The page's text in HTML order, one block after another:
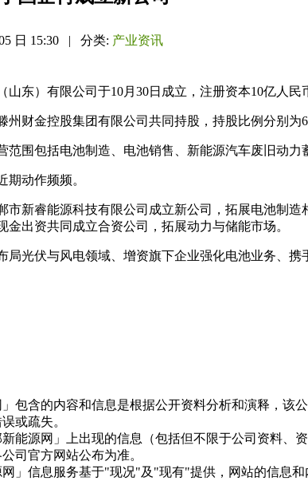
日 15:30 | 分类: 产业资讯
东）有限公司于10月30日成立，注册资本10亿人民
财金控股集团有限公司共同持股，持股比例分别
范围包括电池制造、电池销售、新能源汽车废旧动力
期动作频频。
市新睿能源科技有限公司成立新公司，拓展电池制
出资共同成立合资公司，拓展动力与储能市场。
局光伏与风电领域、增资旗下企业强化电池业务、
」包含的内容和信息是根据公开资料分析和演释，
或疏失。
新能源网」上出现的信息（包括但不限于公司资料
司官方网站公布为准。
网」信息服务基于"现况"及"现有"提供，网站的信息和